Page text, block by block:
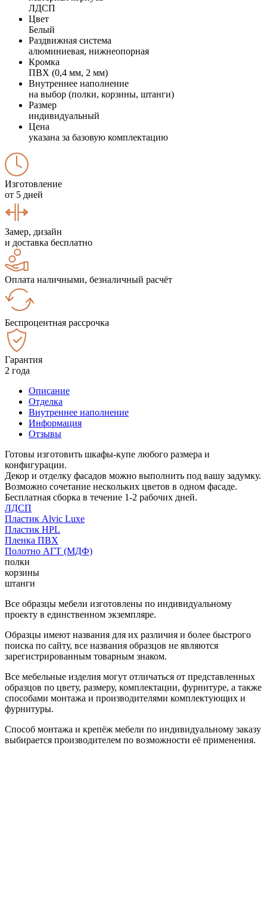
ЛДСП
Цвет
Белый
Раздвижная система
алюминиевая, нижнеопорная
Кромка
ПВХ (0,4 мм, 2 мм)
Внутреннее наполнение
на выбор (полки, корзины, штанги)
Размер
индивидуальный
Цена
указана за базовую комплектацию
Изготовление
от 5 дней
Замер, дизайн
и доставка бесплатно
Оплата наличными, безналичный расчёт
Беспроцентная рассрочка
Гарантия
2 года
Описание
Отделка
Внутреннее наполнение
Информация
Отзывы
Готовы изготовить шкафы-купе любого размера и
конфигурации.
Декор и отделку фасадов можно выполнить под вашу задумку.
Возможно сочетание нескольких цветов в одном фасаде.
Бесплатная сборка в течение 1-2 рабочих дней.
ЛДСП
Пластик Alvic Luxe
Пластик HPL
Пленка ПВХ
Полотно АГТ (МДФ)
полки
корзины
штанги
Все образцы мебели изготовлены по индивидуальному
проекту в единственном экземпляре.
Образцы имеют названия для их различия и более быстрого
поиска по сайту, все названия образцов не являются
зарегистрированным товарным знаком.
Все мебельные изделия могут отличаться от представленных
образцов по цвету, размеру, комплектации, фурнитуре, а также
способами монтажа и производителями комплектующих и
фурнитуры.
Способ монтажа и крепёж мебели по индивидуальному заказу
выбирается производителем по возможности её применения.